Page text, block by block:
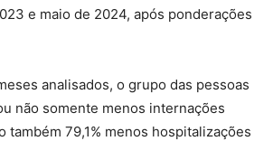
e maio de 2024, após ponderações
analisados, o grupo das pessoas
não somente menos internações
também 79,1% menos hospitalizações